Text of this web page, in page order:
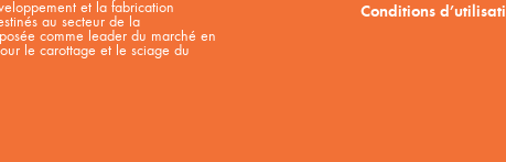
et la fabrication
au secteur de la
comme leader du marché en
le carottage et le sciage du
Conditions